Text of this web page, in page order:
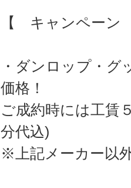
【 キャンペー
・ダンロップ・グ
価格！
ご成約時には工賃
分代込)
※上記メーカー以